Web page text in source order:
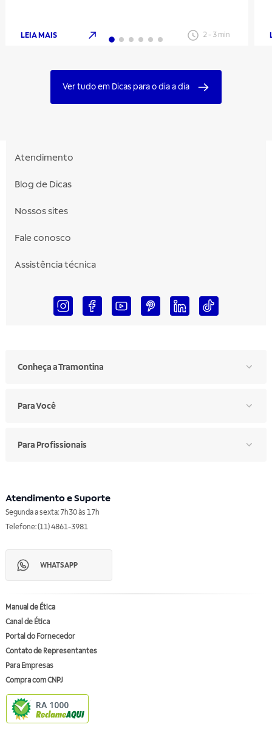
LEIA MAIS 2- 3 min
Ver tudo em Dicas para o dia a dia
Atendimento
Blog de Dicas
Nossos sites
Fale conosco
Assistência técnica
Conheça a Tramontina
Para Você
Para Profissionais
Atendimento e Suporte
Segunda a sexta: 7h30 às 17h
Telefone: (11) 4861-3981
WHATSAPP
Manual de Ética
Canal de Ética
Portal do Fornecedor
Contato de Representantes
Para Empresas
Compra com CNPJ
RA 1000